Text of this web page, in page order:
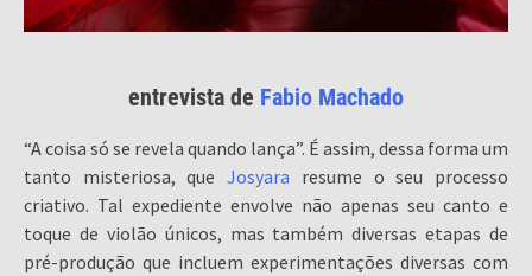
entrevista de Fabio Machado
“A coisa só se revela quando lança”. É assim, dessa forma um
tanto misteriosa, queJosyara resume o seu processo
criativo. Tal expediente envolve não apenas seu canto e
toque de violão únicos, mas também diversas etapas de
pré-produção que incluem experimentações diversas com